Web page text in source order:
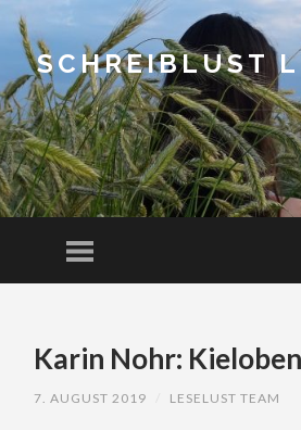
SCHREIBLUST
Menu
CONTENTKarin Nohr: Kieloben
7. AUGUST 2019 LESELUST TEAM